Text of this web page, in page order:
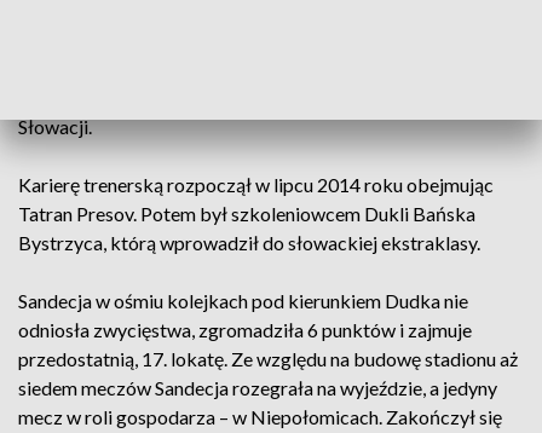
Słowacji.
Karierę trenerską rozpoczął w lipcu 2014 roku obejmując
Tatran Presov. Potem był szkoleniowcem Dukli Bańska
Bystrzyca, którą wprowadził do słowackiej ekstraklasy.
Sandecja w ośmiu kolejkach pod kierunkiem Dudka nie
odniosła zwycięstwa, zgromadziła 6 punktów i zajmuje
przedostatnią, 17. lokatę. Ze względu na budowę stadionu aż
siedem meczów Sandecja rozegrała na wyjeździe, a jedyny
mecz w roli gospodarza – w Niepołomicach. Zakończył się